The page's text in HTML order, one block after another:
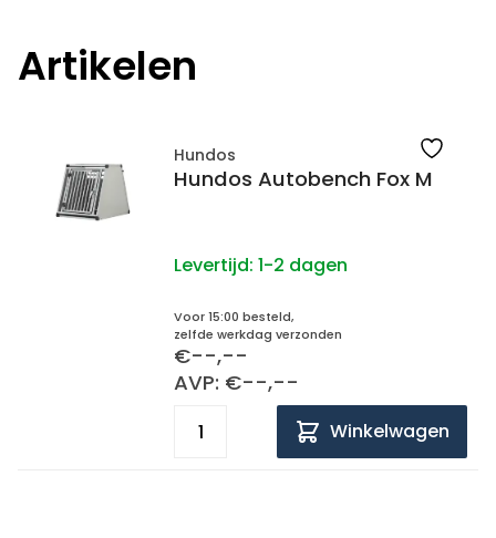
Artikelen
Hundos
Hundos Autobench Fox M
Levertijd: 1-2 dagen
Voor 15:00 besteld,
zelfde werkdag verzonden
€--,--
AVP: €--,--
Winkelwagen